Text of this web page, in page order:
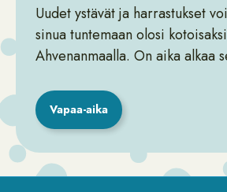
Uudet ystävät ja harrastukset
sinua tuntemaan olosi kotoisaksi
Ahvenanmaalla. On aika alkaa
Vapaa-aika